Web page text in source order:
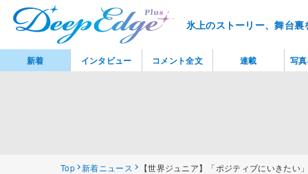
氷上のストーリー、舞台
Top 新着ニュース 【世界ジュニア】「ポジティブにいきたい
新着 インタビュー コメント全文 連載 写